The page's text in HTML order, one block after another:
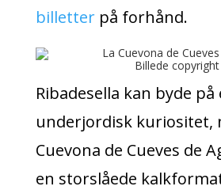
billetterpå forhånd.
Billede copyright
Ribadesella kan byde
underjordisk kuriositet,
Cuevona de Cueves de
en storslåede